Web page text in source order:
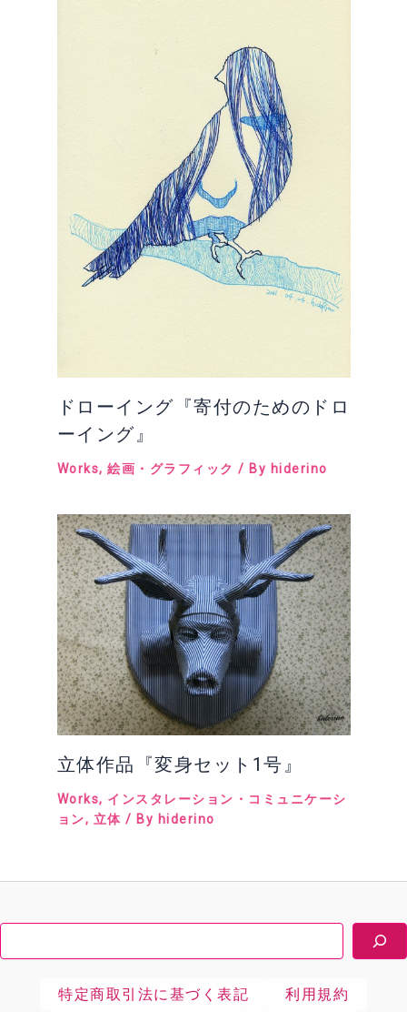
ドローイング『寄付のためのドロ
ーイング』
Works, 絵画・グラフィック / By hiderino
立体作品『変身セット1号』
Works, インスタレーション・コミュニケーシ
ョン, 立体 / By hiderino
特定商取引法に基づく表記 利用規約